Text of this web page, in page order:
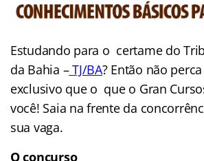
Estudando para o certame do
da Bahia –TJ/BA? Então não
exclusivo que o que o Gran
você! Saia na frente da
sua vaga.
O concurso